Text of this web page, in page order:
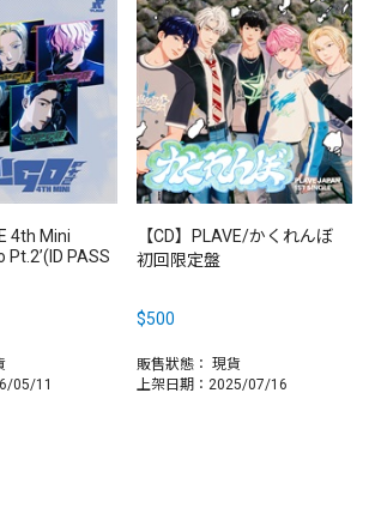
4th Mini
Pt.2’(ID PASS
05/11
【CD】PLAVE/かくれんぼ
初回限定盤
$500
販售狀態： 現貨
上架日期：2025/07/16